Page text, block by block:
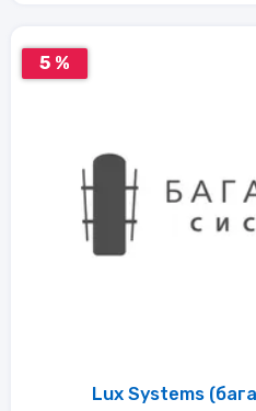
5 %
Lux Systems